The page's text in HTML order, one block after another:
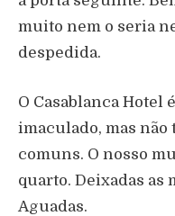
muito nem o seria
despedida.
O Casablanca Hotel
imaculado, mas não
comuns. O nosso
quarto. Deixadas as
Aguadas.